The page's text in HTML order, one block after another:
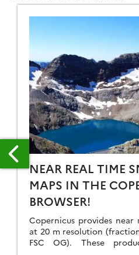
NEAR REAL TIME
MAPS IN THE
BROWSER!
Copernicus provides
at 20 m resolution
FSC OG). These